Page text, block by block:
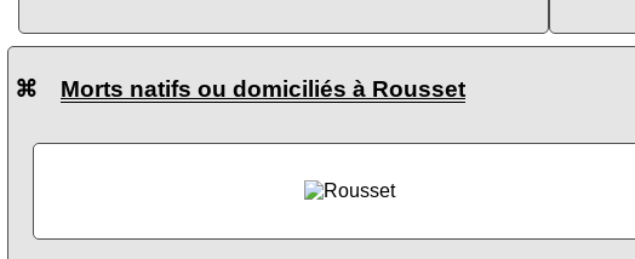
⌘ Morts natifs ou domiciliés à Rousset